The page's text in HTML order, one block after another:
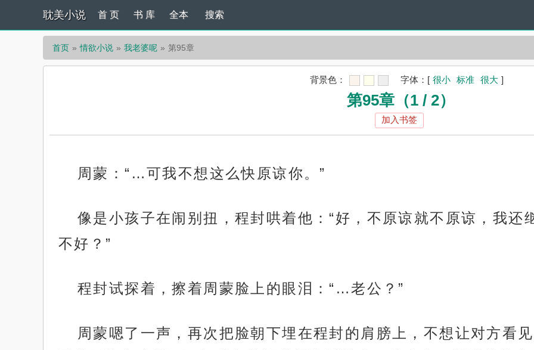
耽美小说 首 页 书 库 全本 搜索
首页 情欲小说 我老婆呢 第95章
背景色： 字体： [ 很小 标准 很大 ]
第95章（1 / 2）
加入书签
周蒙：“…可我不想这么快原谅你。”
像是小孩子在闹别扭，程封哄着他：“好，不原谅就不原谅，我还
不好？”
程封试探着，擦着周蒙脸上的眼泪：“…老公？”
周蒙嗯了一声，再次把脸朝下埋在程封的肩膀上，不想让对方看